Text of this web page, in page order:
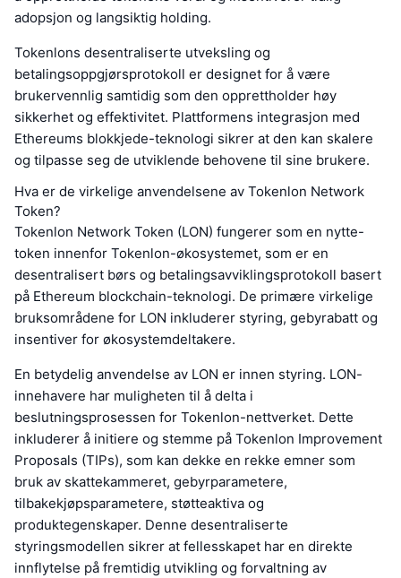
adopsjon og langsiktig holding.
Tokenlons desentraliserte utveksling og
betalingsoppgjørsprotokoll er designet for å være
brukervennlig samtidig som den opprettholder høy
sikkerhet og effektivitet. Plattformens integrasjon med
Ethereums blokkjede-teknologi sikrer at den kan skalere
og tilpasse seg de utviklende behovene til sine brukere.
Hva er de virkelige anvendelsene av Tokenlon Network
Token?
Tokenlon Network Token (LON) fungerer som en nytte-
token innenfor Tokenlon-økosystemet, som er en
desentralisert børs og betalingsavviklingsprotokoll basert
på Ethereum blockchain-teknologi. De primære virkelige
bruksområdene for LON inkluderer styring, gebyrabatt og
insentiver for økosystemdeltakere.
En betydelig anvendelse av LON er innen styring. LON-
innehavere har muligheten til å delta i
beslutningsprosessen for Tokenlon-nettverket. Dette
inkluderer å initiere og stemme på Tokenlon Improvement
Proposals (TIPs), som kan dekke en rekke emner som
bruk av skattekammeret, gebyrparametere,
tilbakekjøpsparametere, støtteaktiva og
produktegenskaper. Denne desentraliserte
styringsmodellen sikrer at fellesskapet har en direkte
innflytelse på fremtidig utvikling og forvaltning av